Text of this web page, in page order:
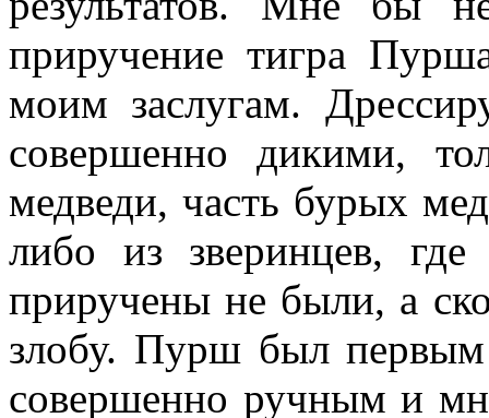
приручение тигра
моим заслугам.
совершенно дикими,
медведи, часть бурых
либо из зверинцев,
приручены не были, а
злобу. Пурш был
совершенно ручным и